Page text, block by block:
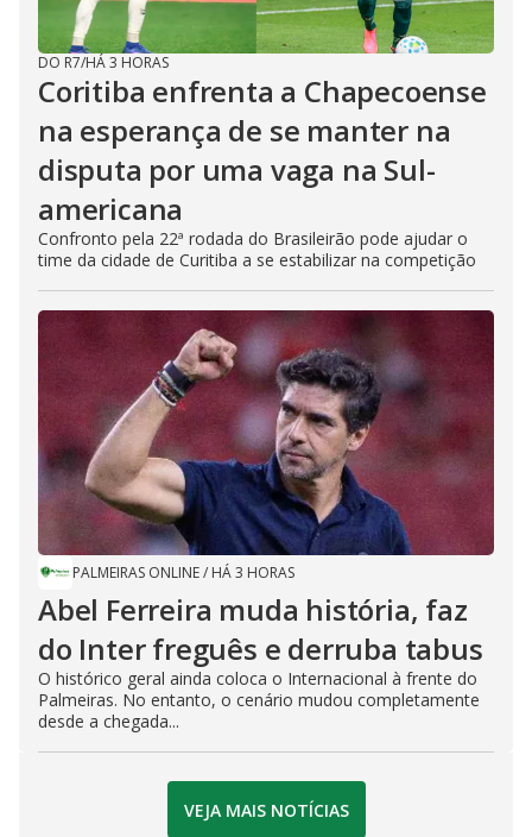
DO R7/HÁ 3 HORAS
Coritiba enfrenta a Chapecoense
na esperança de se manter na
disputa por uma vaga na Sul-
americana
Confronto pela 22ª rodada do Brasileirão pode ajudar o
time da cidade de Curitiba a se estabilizar na competição
PALMEIRAS ONLINE/ HÁ 3 HORAS
Abel Ferreira muda história, faz
do Inter freguês e derruba tabus
O histórico geral ainda coloca o Internacional à frente do
Palmeiras. No entanto, o cenário mudou completamente
desde a chegada...
VEJA MAIS NOTÍCIAS